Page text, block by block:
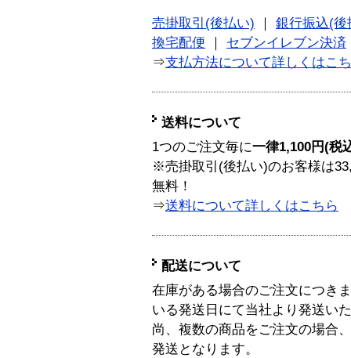
売掛取引(後払い)
銀行振込(後
換宅配便
セブンイレブン決済
⇒支払方法について詳しくはこ
送料について
1つのご注文毎に一律1,100円(税
※売掛取引(後払い)のお客様は
無料！
⇒送料について詳しくはこちら
配送について
在庫がある場合のご注文につき
いる発送日にて当社より発送い
尚、複数の商品をご注文の場合
発送となります。